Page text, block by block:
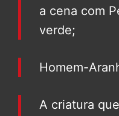
a cena com
verde;
Homem-
A criatura